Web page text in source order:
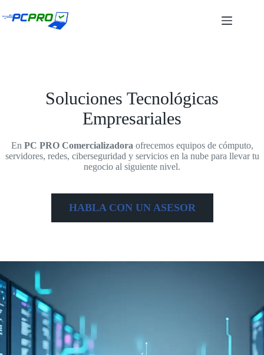
al
Soluciones Tecnológicas
Empresariales
En PC PRO Comercializadora ofrecemos equipos de cómputo,
servidores, redes, ciberseguridad y servicios en la nube para llevar tu
negocio al siguiente nivel.
HABLA CON UN ASESOR